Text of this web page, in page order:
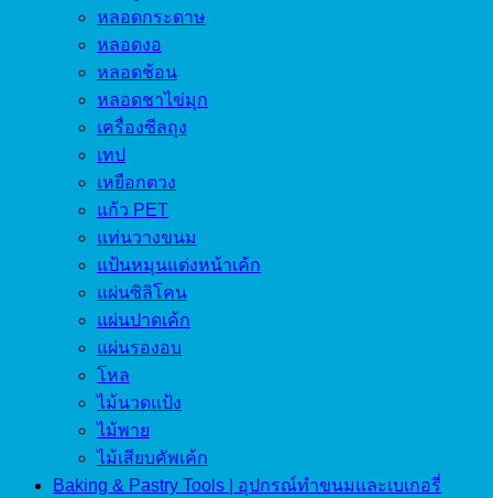
หลอดกระดาษ
หลอดงอ
หลอดช้อน
หลอดชาไข่มุก
เครื่องซีลถุง
เทป
เหยือกตวง
แก้ว PET
แท่นวางขนม
แป้นหมุนแต่งหน้าเค้ก
แผ่นซิลิโคน
แผ่นปาดเค้ก
แผ่นรองอบ
โหล
ไม้นวดแป้ง
ไม้พาย
ไม้เสียบคัพเค้ก
Baking & Pastry Tools | อุปกรณ์ทำขนมและเบเกอรี่